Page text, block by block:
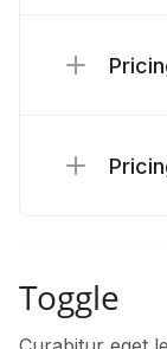
Toggle